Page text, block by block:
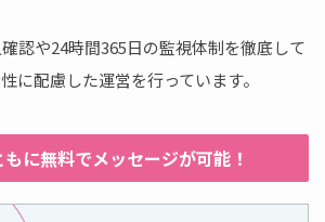
認や24時間365日の監視体制を徹底して
に配慮した運営を行っています。
に無料でメッセージが可能！